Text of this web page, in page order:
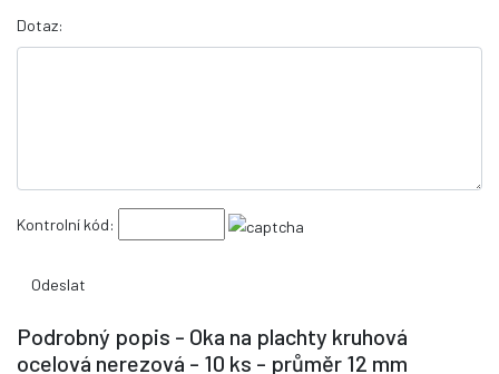
Dotaz:
Kontrolní kód:
Podrobný popis - Oka na plachty kruhová
ocelová nerezová - 10 ks - průměr 12 mm